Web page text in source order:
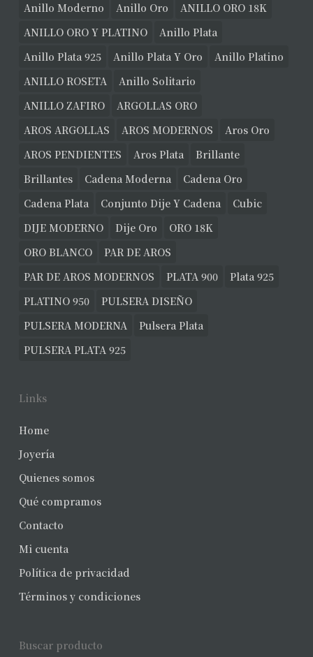
Anillo Moderno
Anillo Oro
ANILLO ORO 18K
ANILLO ORO Y PLATINO
Anillo Plata
Anillo Plata 925
Anillo Plata Y Oro
Anillo Platino
ANILLO ROSETA
Anillo Solitario
ANILLO ZAFIRO
ARGOLLAS ORO
AROS ARGOLLAS
AROS MODERNOS
Aros Oro
AROS PENDIENTES
Aros Plata
Brillante
Brillantes
Cadena Moderna
Cadena Oro
Cadena Plata
Conjunto Dije Y Cadena
Cubic
DIJE MODERNO
Dije Oro
ORO 18K
ORO BLANCO
PAR DE AROS
PAR DE AROS MODERNOS
PLATA 900
Plata 925
PLATINO 950
PULSERA DISEÑO
PULSERA MODERNA
Pulsera Plata
PULSERA PLATA 925
Links
Home
Joyería
Quienes somos
Qué compramos
Contacto
Mi cuenta
Política de privacidad
Términos y condiciones
Buscar producto